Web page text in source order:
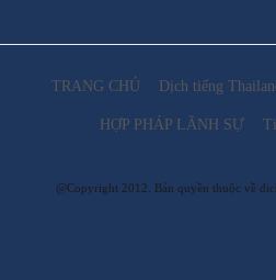
TRANG CHỦ Dịch tiếng
HỢP PHÁP LÃNH SỰ
@Copyright 2012. Bản quyền thuộc về